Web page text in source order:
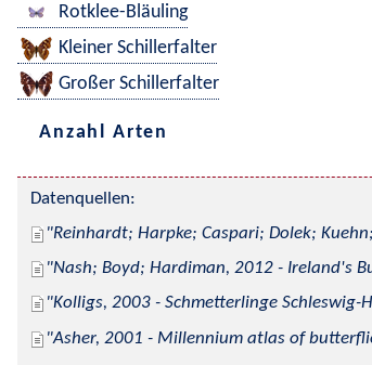
Rotklee-Bläuling
Kleiner Schillerfalter
Großer Schillerfalter
Anzahl Arten
Datenquellen:
Reinhardt; Harpke; Caspari; Dolek;
Nash; Boyd; Hardiman, 2012 - Ireland's
Kolligs, 2003 - Schmetterlinge
Asher, 2001 - Millennium atlas of